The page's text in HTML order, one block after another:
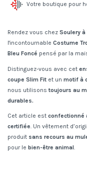
Votre boutique pour
Rendez vous chez Soulery à
l'incontournable Costume
Bleu Foncé pensé par la
Distinguez-vous avec cet
coupe Slim Fit et un motif à
nous utilisons toujours au
durables.
Cet article est confectionné
certifiée. Un vêtement
produit sans recours au
pour le bien-être animal.